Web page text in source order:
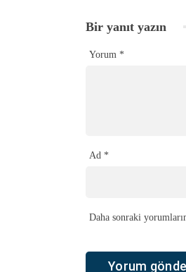
Bir yanıt yazın
Yorum *
Ad *
Daha sonraki